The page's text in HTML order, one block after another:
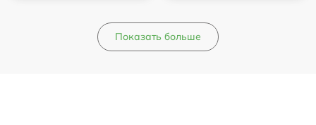
Показать больше